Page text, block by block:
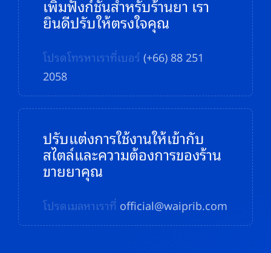
เพิ่มฟังก์ชันสำหรับร้านยา เรา
ยินดีปรับให้ตรงใจคุณ
โปรดโทรหาเราที่เบอร์ (+66) 88 251
2058
ปรับแต่งการใช้งานให้เข้ากับ
สไตล์และความต้องการของร้าน
ขายยาคุณ
โปรดเมลหาเราที่ official@waiprib.com